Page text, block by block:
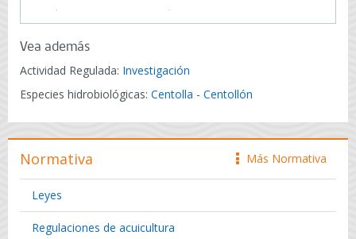
Vea además
Actividad Regulada: Investigación
Especies hidrobiológicas: Centolla - Centollón
icono
Más Normativa
Normativa
Leyes
Regulaciones de acuicultura